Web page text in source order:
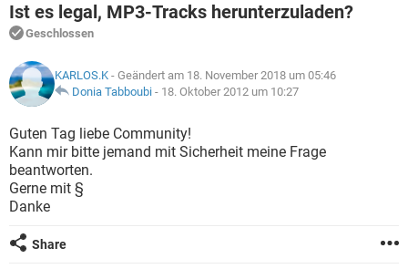
WHATSAPP TIKTOK
FACEBOOK
WINDOWS 10
WHATSAPP
FACEBOOK HARDWARE
SPIELE STREAMING
ANDROID
WINDOWS 10 INSTAGRAM
WHATSAPP
FACEBOOK
FORUM
SPIELE
ANDROID IOS
WHATSAPP TIKTOK
FACEBOOK
LEXIKON
SPIELE
ANDROID
WINDOWS 10
WHATSAPP
Ist es legal, MP3-Tracks herunterzuladen?
Geschlossen
KARLOS.K - Geändert am 18. November 2018 um 05:46
Donia Tabboubi - 18. Oktober 2012 um 10:27
Guten Tag liebe Community!
Kann mir bitte jemand mit Sicherheit meine Frage
beantworten.
Gerne mit §
Danke
Share